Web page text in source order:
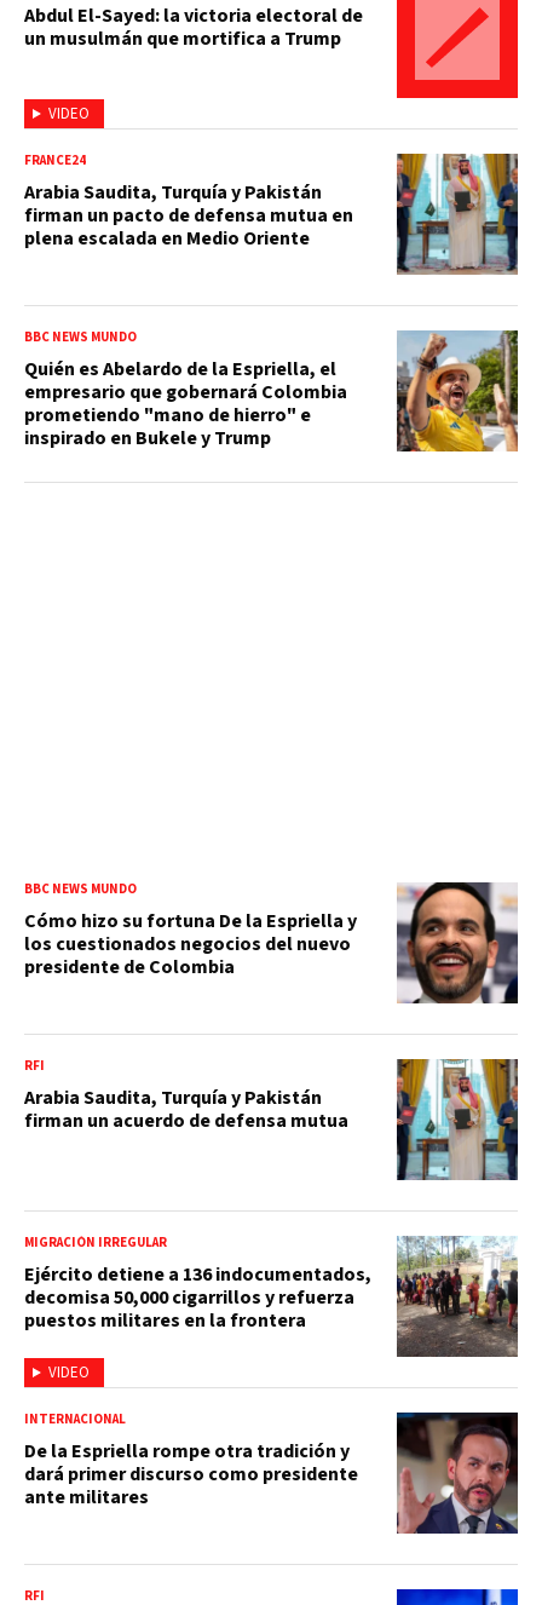
VIDEO
Abdul El-Sayed: la victoria electoral de
un musulmán que mortifica a Trump
FRANCE24
Arabia Saudita, Turquía y Pakistán
firman un pacto de defensa mutua en
plena escalada en Medio Oriente
BBC NEWS MUNDO
Quién es Abelardo de la Espriella, el
empresario que gobernará Colombia
prometiendo "mano de hierro" e
inspirado en Bukele y Trump
BBC NEWS MUNDO
Cómo hizo su fortuna De la Espriella y
los cuestionados negocios del nuevo
presidente de Colombia
RFI
Arabia Saudita, Turquía y Pakistán
firman un acuerdo de defensa mutua
VIDEO
MIGRACIÓN IRREGULAR
Ejército detiene a 136 indocumentados,
decomisa 50,000 cigarrillos y refuerza
puestos militares en la frontera
INTERNACIONAL
De la Espriella rompe otra tradición y
dará primer discurso como presidente
ante militares
RFI